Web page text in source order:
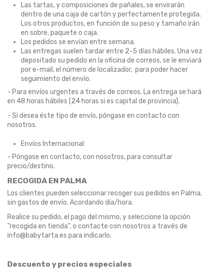
Las tartas, y composiciones de pañales, se envirarán
dentro de una caja de cartón y perfectamente protegida.
Los otros productos, en función de su peso y tamaño irán
en sobre, paquete o caja.
Los pedidos se envían entre semana.
Las entregas suelen tardar entre 2-5 días hábiles. Una vez
depositado su pedido en la oficina de correos, se le enviará
por e-mail, el número de localizador, para poder hacer
seguimiento del envío.
- Para envíos urgentes a través de correos. La entrega se hará
en 48 horas hábiles (24 horas si es capital de provincia).
- Si desea éste tipo de envío, póngase en contacto con
nosotros.
Envíos Internacional:
- Póngase en contacto, con nosotros, para consultar
precio/destino.
RECOGIDA EN PALMA
Los clientes pueden seleccionar recoger sus pedidos en Palma,
sin gastos de envío. Acordando día/hora.
Realice su pedido, el pago del mismo, y seleccione la opción
"recogida en tienda", o contacte con nosotros a través de
info@babytarta.es para indicarlo.
Descuento y precios especiales